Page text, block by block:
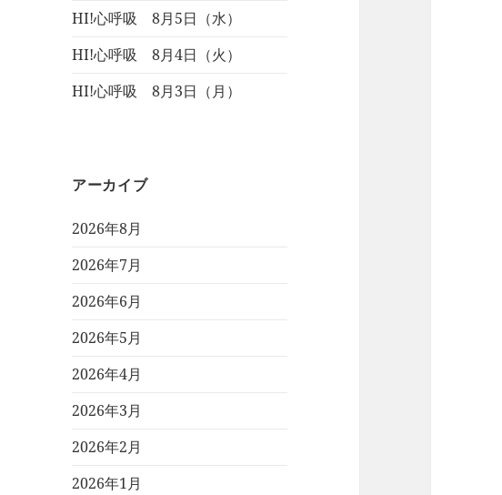
HI!心呼吸 8月5日（水）
HI!心呼吸 8月4日（火）
HI!心呼吸 8月3日（月）
アーカイブ
2026年8月
2026年7月
2026年6月
2026年5月
2026年4月
2026年3月
2026年2月
2026年1月